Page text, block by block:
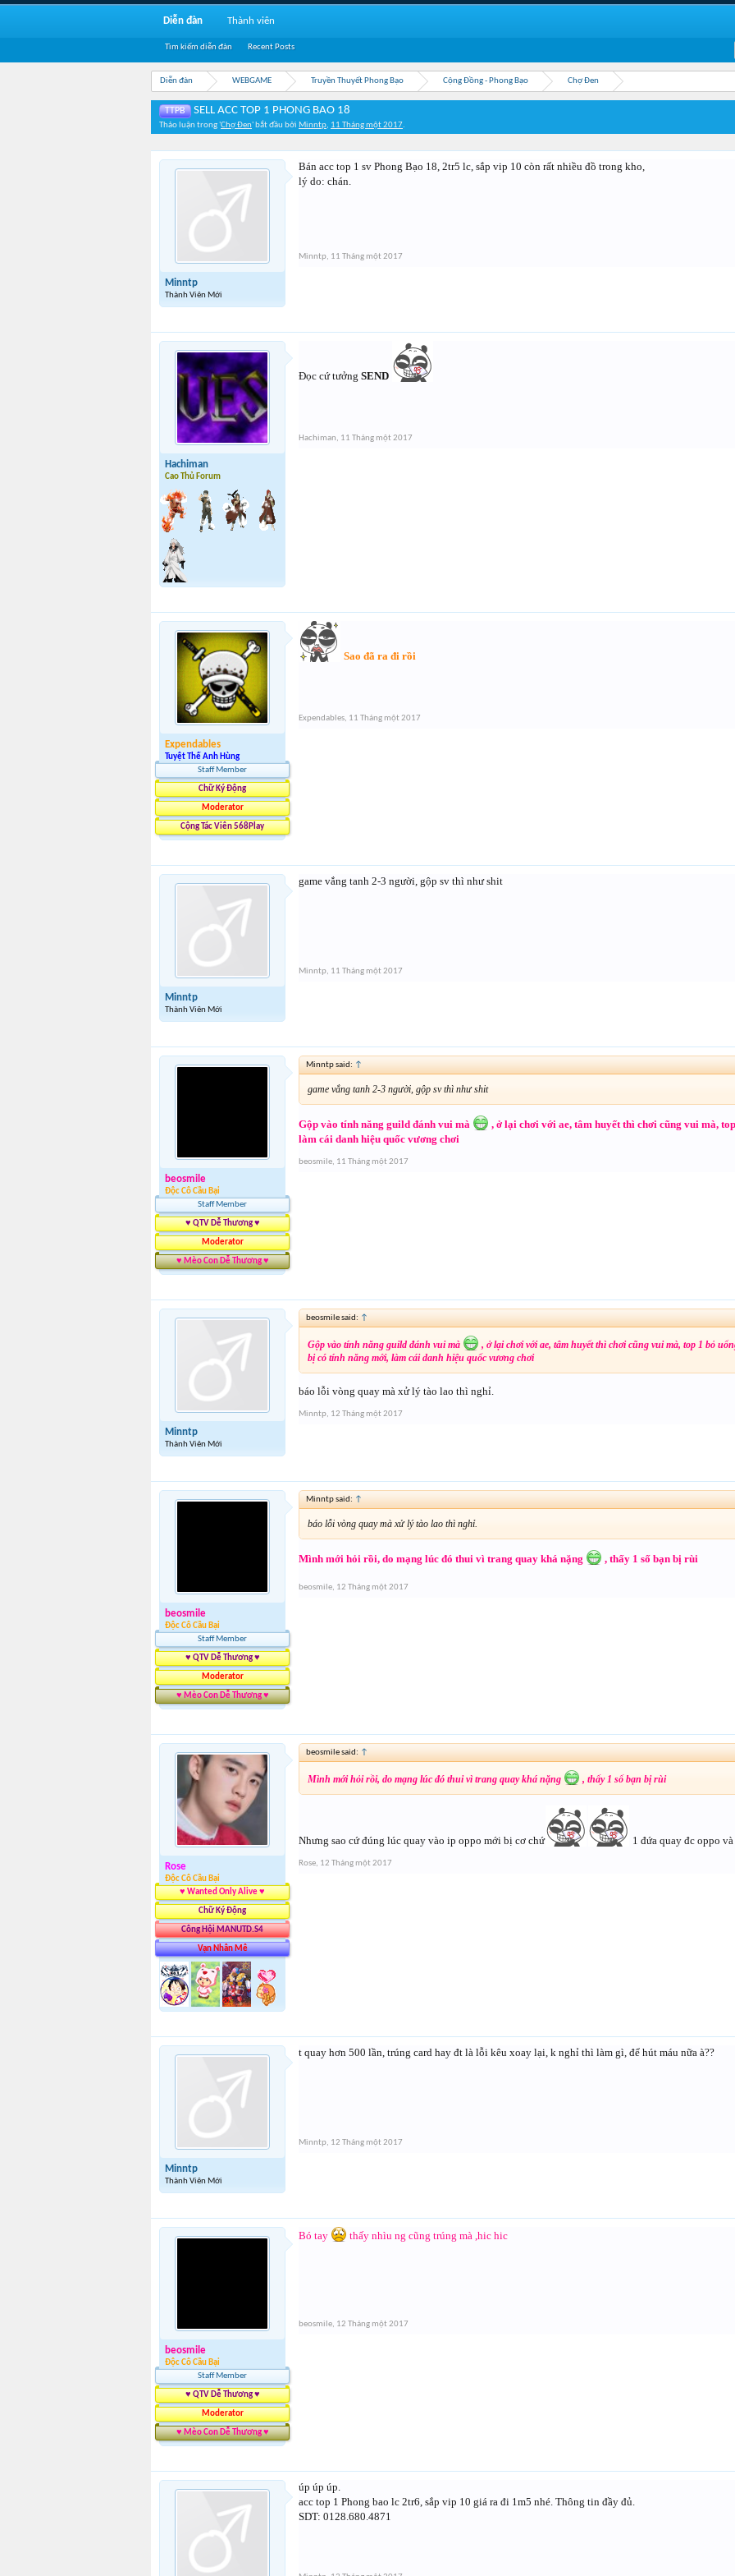
Diễn đàn WEBGAME Truyền Thuyết Phong Bạo Cộng Đồng - Phong Bạo Chợ Đen
TTPB SELL ACC TOP 1 PHONG BAO 18
Thảo luận trong 'Chợ Đen' bắt đầu bởi Minntp, 11 Tháng một 2017.
Minntp
Thành Viên Mới
Bán acc top 1 sv Phong Bạo 18, 2tr5 lc, sắp vip 10 còn rất nhiều đồ trong kho,
lý do: chán.
Minntp, 11 Tháng một 2017
Hachiman
Cao Thủ Forum
Đọc cứ tưởng SEND
Hachiman, 11 Tháng một 2017
Expendables
Tuyệt Thế Anh Hùng
Staff Member
Chữ Ký Động
Moderator
Cộng Tác Viên 568Play
Sao đã ra đi rồi
Expendables, 11 Tháng một 2017
Minntp
Thành Viên Mới
game vắng tanh 2-3 người, gộp sv thì như shit
Minntp, 11 Tháng một 2017
beosmile
Độc Cô Cầu Bại
Staff Member
♥ QTV Dễ Thương ♥
Moderator
♥ Mèo Con Dễ Thương ♥
Minntp said: ↑
game vắng tanh 2-3 người, gộp sv thì như shit
Gộp vào tính năng guild đánh vui mà
, ở lại chơi với ae, tâm huyết thì chơi cũng vui mà,
làm cái danh hiệu quốc vương chơi
beosmile, 11 Tháng một 2017
Minntp
Thành Viên Mới
beosmile said: ↑
Gộp vào tính năng guild đánh vui mà
, ở lại chơi với ae, tâm huyết thì chơi cũng vui mà, top 1 bỏ
bị có tính năng mới, làm cái danh hiệu quốc vương chơi
báo lỗi vòng quay mà xử lý tào lao thì nghỉ.
Minntp, 12 Tháng một 2017
beosmile
Độc Cô Cầu Bại
Staff Member
♥ QTV Dễ Thương ♥
Moderator
♥ Mèo Con Dễ Thương ♥
Minntp said: ↑
báo lỗi vòng quay mà xử lý tào lao thì nghỉ.
Mình mới hỏi rồi, do mạng lúc đó thui vì trang quay khá nặng , thấy 1 số bạn bị rùi
beosmile, 12 Tháng một 2017
Rose
Độc Cô Cầu Bại
♥ Wanted Only Alive ♥
Chữ Ký Động
Công Hội MANUTD.S4
Vạn Nhân Mê
beosmile said: ↑
Mình mới hỏi rồi, do mạng lúc đó thui vì trang quay khá nặng , thấy 1 số bạn bị rùi
Nhưng sao cứ đúng lúc quay vào ip oppo mới bị cơ chứ 1 đứa quay đc oppo
Rose, 12 Tháng một 2017
Minntp
Thành Viên Mới
t quay hơn 500 lần, trúng card hay đt là lỗi kêu xoay lại, k nghỉ thì làm gì, để hút máu nữa à??
Minntp, 12 Tháng một 2017
beosmile
Độc Cô Cầu Bại
Staff Member
♥ QTV Dễ Thương ♥
Moderator
♥ Mèo Con Dễ Thương ♥
Bó tay thấy nhìu ng cũng trúng mà ,hic hic
beosmile, 12 Tháng một 2017
úp úp úp.
acc top 1 Phong bao lc 2tr6, sắp vip 10 giá ra đi 1m5 nhé. Thông tin đầy đủ.
SDT: 0128.680.4871
Diễn đàn
Tìm kiếm diễn đàn Recent Posts
Thành viên